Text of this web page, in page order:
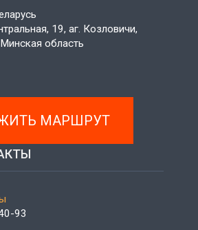
19, аг. Козловичи,
область
МАРШРУТ
93